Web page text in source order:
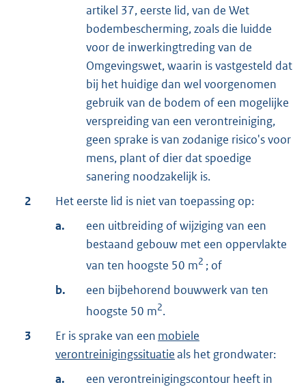
artikel 37, eerste lid, van de Wet
bodembescherming, zoals die luidde
voor de inwerkingtreding van de
Omgevingswet, waarin is vastgesteld dat
bij het huidige dan wel voorgenomen
gebruik van de bodem of een mogelijke
verspreiding van een verontreiniging,
geen sprake is van zodanige risico's voor
mens, plant of dier dat spoedige
sanering noodzakelijk is.
2
Het eerste lid is niet van toepassing op:
a.
een uitbreiding of wijziging van een
bestaand gebouw met een oppervlakte
van ten hoogste 50 m2 ; of
b.
een bijbehorend bouwwerk van ten
hoogste 50 m2.
3
Er is sprake van een mobiele
verontreinigingssituatieals het grondwater:
a.
een verontreinigingscontour heeft in